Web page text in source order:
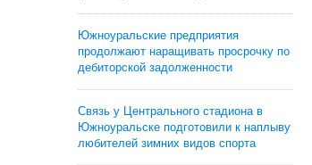
Южноуральские предприятия
продолжают наращивать просрочку по
дебиторской задолженности
Связь у Центрального стадиона в
Южноуральске подготовили к наплыву
любителей зимних видов спорта